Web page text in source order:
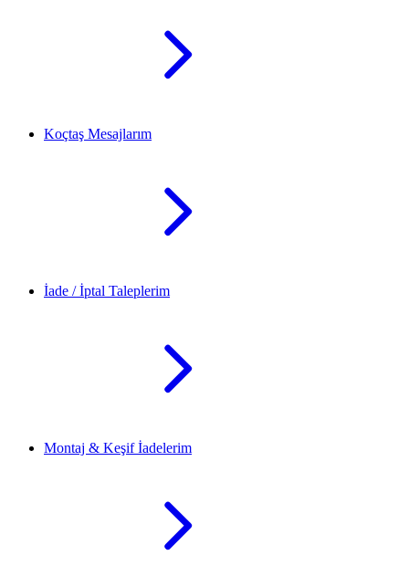
Koçtaş Mesajlarım
İade / İptal Taleplerim
Montaj & Keşif İadelerim